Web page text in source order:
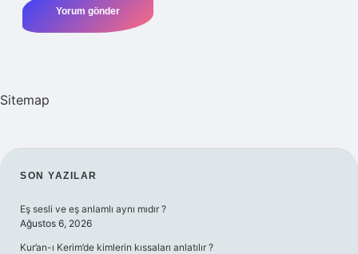
Sitemap
SIDEBAR
SON YAZILAR
Eş sesli ve eş anlamlı aynı mıdır ?
Ağustos 6, 2026
Kur’an-ı Kerim’de kimlerin kıssaları anlatılır ?